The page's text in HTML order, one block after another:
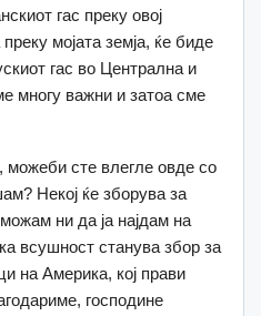
гас преку овој
мојата земја, ќе биде
гас во Централна и
многу важни и затоа сме
можеби сте влегле овде со
Некој ќе зборува за
ни да ја најдам на
всушност станува збор за
на Америка, кој прави
господине